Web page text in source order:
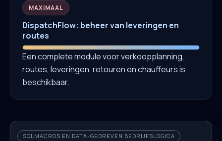
MAXIMAAL
DispatchFlow: beheer van leveringen en
routes
Een complete module voor verkoopplanning,
routes, leveringen, retouren en chauffeurs is
beschikbaar.
SQLMACROS EN DATA-GEDREVEN BEDRIJFSLOGICA